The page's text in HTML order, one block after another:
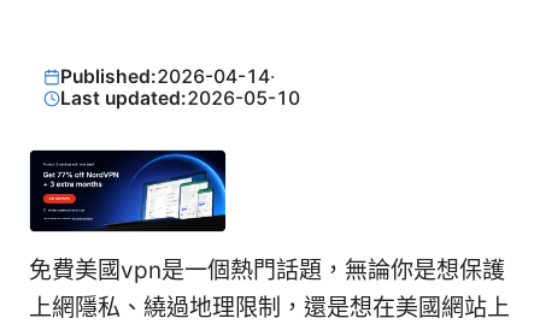
Published:2026-04-14·
Last updated:2026-05-10
免費美國vpn是一個熱門話題，無論你是想保護
上網隱私、繞過地理限制，還是想在美國網站上